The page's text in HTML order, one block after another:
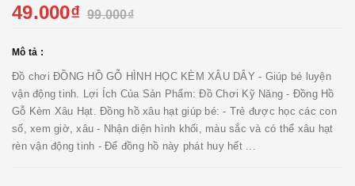
49.000₫ 99.000₫
Mô tả :
Đồ chơi ĐỒNG HỒ GỖ HÌNH HỌC KÈM XÂU DÂY - Giúp bé luyện
vận động tinh. Lợi Ích Của Sản Phẩm: Đồ Chơi Kỹ Năng - Đồng Hồ
Gỗ Kèm Xâu Hạt. Đồng hồ xâu hạt giúp bé: - Trẻ được học các con
số, xem giờ, xâu - Nhận diện hình khối, màu sắc và có thể xâu hạt
rèn vận động tinh - Để đồng hồ này phát huy hết ...